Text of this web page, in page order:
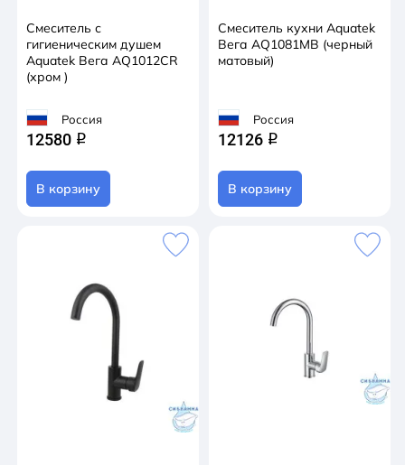
Смеситель с
гигиеническим душем
Aquatek Вега AQ1012CR
(хром )
Россия
12580 q
В корзину
Смеситель кухни Aquatek
Вега AQ1081MB (черный
матовый)
Россия
12126 q
В корзину